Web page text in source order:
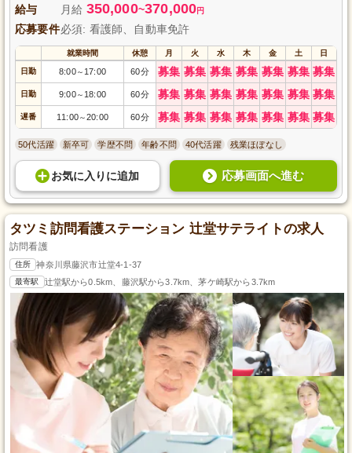
給与 月給 350,000~370,000円
応募要件必須: 看護師、自動車免許
就業時間 休憩 月 火 水 木 金 土 日
日勤 8:00～ 17:00 60分 募集 募集 募集 募集 募集 募集 募集
日勤 9:00～ 18:00 60分 募集 募集 募集 募集 募集 募集 募集
遅番 11:00～20:00 60分 募集 募集 募集 募集 募集 募集 募集
50代活躍 新卒可 学歴不問 年齢不問 40代活躍 残業ほぼなし
お気に入り に追加 応募画面へ進む
タツミ訪問看護ステーション 辻堂サテライトの求人
訪問看護
住所 神奈川県藤沢市辻堂4-1-37
最寄駅 辻堂駅から0.5km、藤沢駅から3.7km、茅ケ崎駅から3.7km